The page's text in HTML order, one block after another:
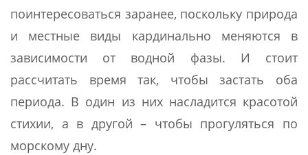
поинтересоваться заранее, поскольку природа
и местные виды кардинально меняются в
зависимости от водной фазы. И стоит
рассчитать время так, чтобы застать оба
периода. В один из них насладится красотой
стихии, а в другой – чтобы прогуляться по
морскому дну.